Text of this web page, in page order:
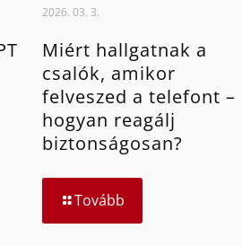
2026. 03. 3.
Miért hallgatnak a
csalók, amikor
felveszed a telefont –
hogyan reagálj
biztonságosan?
Tovább